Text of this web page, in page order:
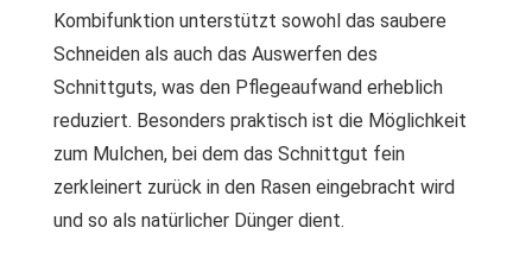
Kombifunktion unterstützt sowohl das saubere
Schneiden als auch das Auswerfen des
Schnittguts, was den Pflegeaufwand erheblich
reduziert. Besonders praktisch ist die Möglichkeit
zum Mulchen, bei dem das Schnittgut fein
zerkleinert zurück in den Rasen eingebracht wird
und so als natürlicher Dünger dient.